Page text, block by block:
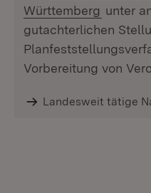
Württemberg (Öffnet
unter
gutachterlichen
Vorbereitung von
Landesweit tätige